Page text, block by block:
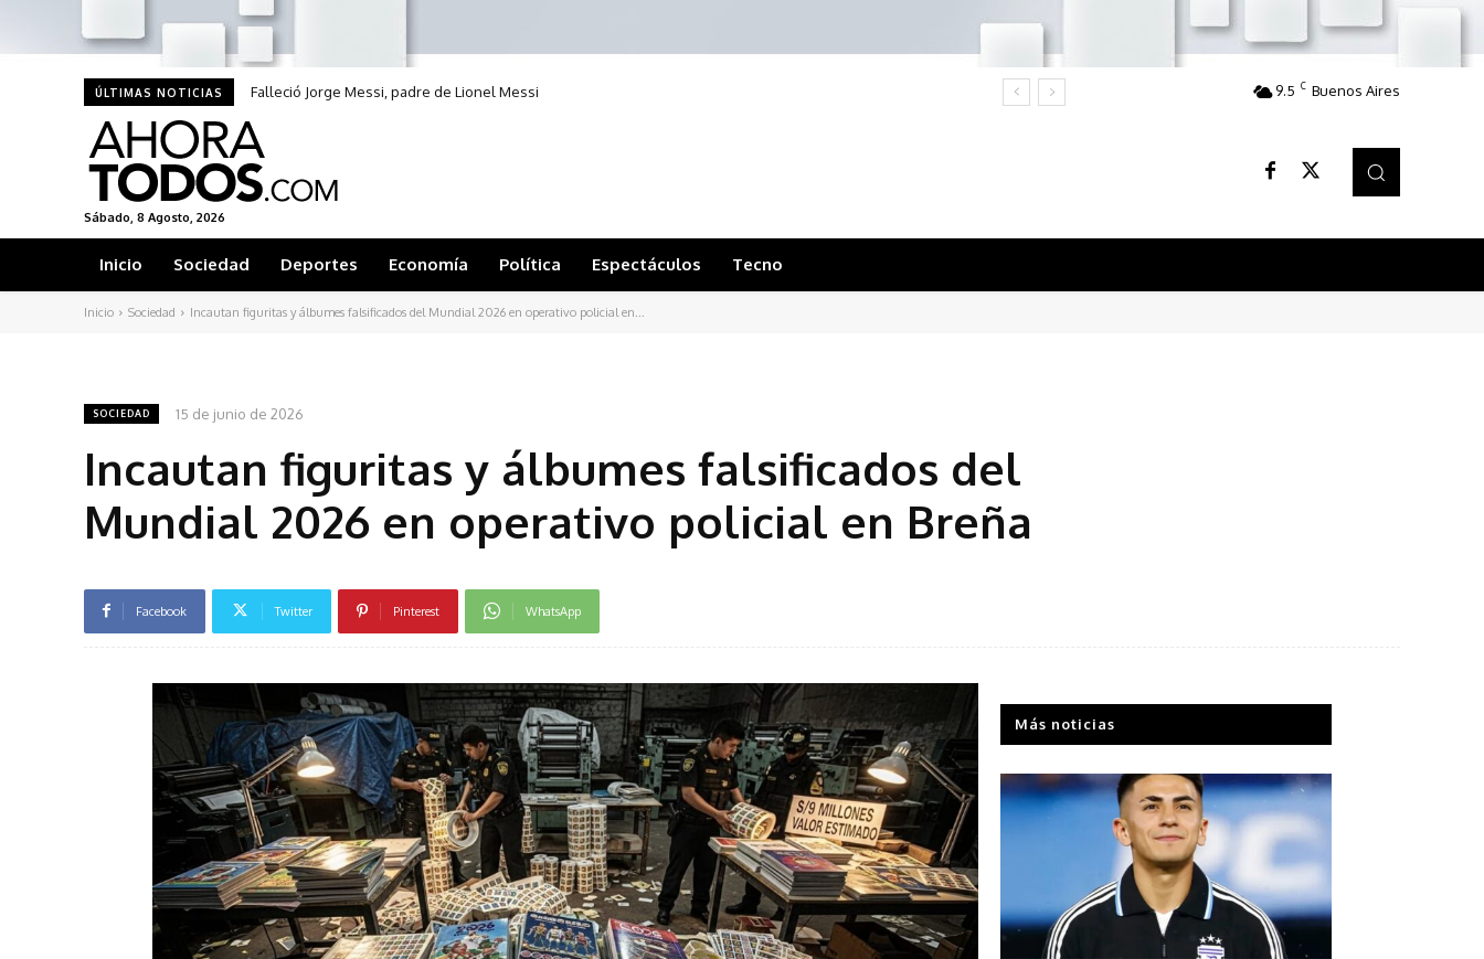
ÚLTIMAS NOTICIAS Falleció Jorge Messi, padre de Lionel Messi 9.5 C Buenos Aires
Sábado, 8 Agosto, 2026
Inicio Sociedad Deportes Economía Política Espectáculos Tecno
Inicio Sociedad Incautan figuritas y álbumes falsificados del Mundial 2026 en operativo policial en...
SOCIEDAD 15 de junio de 2026
Incautan figuritas y álbumes falsificados del
Mundial 2026 en operativo policial en Breña
Facebook Twitter Pinterest WhatsApp
Más noticias